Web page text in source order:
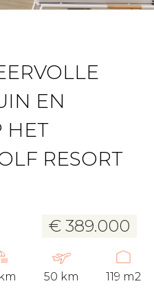
EN
HET
RESORT
€ 389.000
50 km 119 m2